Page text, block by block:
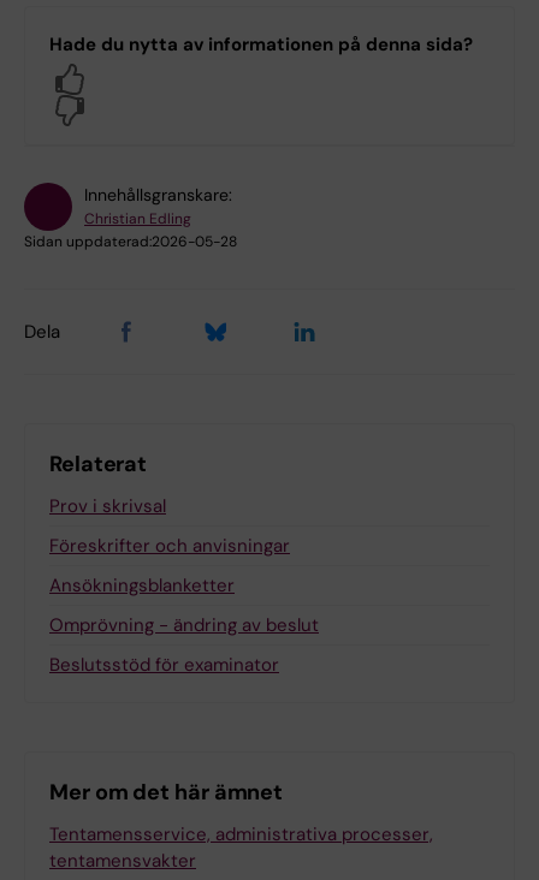
Anmäla ett ärende eller incident
Diskriminering
behörighetsvillkor
Examination
Försäkring för studenter
Hälsointyg
Hade du nytta av informationen på denna sida?
Innehållsgranskare:
Christian Edling
Sidan uppdaterad:2026-05-28
Dela
Relaterat
Prov i skrivsal
Föreskrifter och anvisningar
Ansökningsblanketter
Omprövning - ändring av beslut
Beslutsstöd för examinator
Mer om det här ämnet
Tentamensservice, administrativa processer,
tentamensvakter